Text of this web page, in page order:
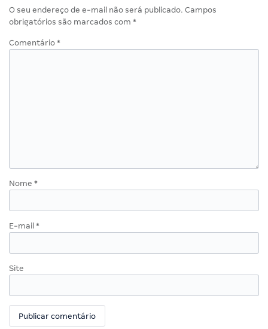
O seu endereço de e-mail não será publicado. Campos
obrigatórios são marcados com *
Comentário *
Nome *
E-mail *
Site